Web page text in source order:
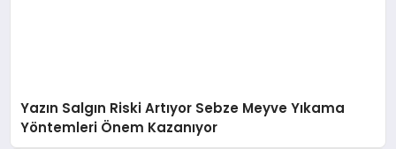
Yazın Salgın Riski Artıyor Sebze Meyve Yıkama
Yöntemleri Önem Kazanıyor